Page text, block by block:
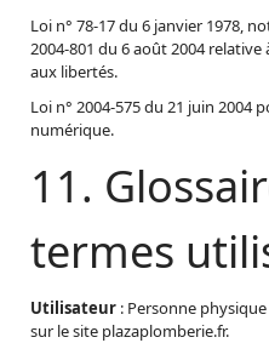
Loi n° 78-17 du 6 janvier 1978,
2004-801 du 6 août 2004
aux libertés.
Loi n° 2004-575 du 21 juin 2004
numérique.
11.
termes
Utilisateur : Personne
sur le site plazaplomberie.fr.